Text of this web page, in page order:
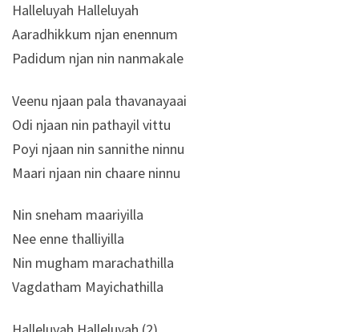
Halleluyah Halleluyah
Aaradhikkum njan enennum
Padidum njan nin nanmakale
Veenu njaan pala thavanayaai
Odi njaan nin pathayil vittu
Poyi njaan nin sannithe ninnu
Maari njaan nin chaare ninnu
Nin sneham maariyilla
Nee enne thalliyilla
Nin mugham marachathilla
Vagdatham Mayichathilla